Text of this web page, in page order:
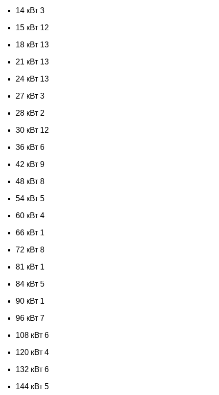
14 кВт 3
15 кВт 12
18 кВт 13
21 кВт 13
24 кВт 13
27 кВт 3
28 кВт 2
30 кВт 12
36 кВт 6
42 кВт 9
48 кВт 8
54 кВт 5
60 кВт 4
66 кВт 1
72 кВт 8
81 кВт 1
84 кВт 5
90 кВт 1
96 кВт 7
108 кВт 6
120 кВт 4
132 кВт 6
144 кВт 5